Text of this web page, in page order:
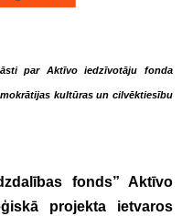
par Aktīvo iedzīvotāju fonda
kultūras un cilvēktiesību
fonds” Aktīvo
projekta ietvaros